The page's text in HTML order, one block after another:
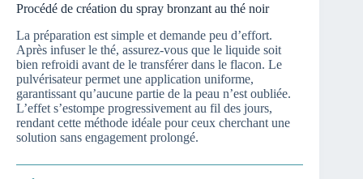
Procédé de création du spray bronzant au thé noir
La préparation est simple et demande peu d’effort.
Après infuser le thé, assurez-vous que le liquide soit
bien refroidi avant de le transférer dans le flacon. Le
pulvérisateur permet une application uniforme,
garantissant qu’aucune partie de la peau n’est oubliée.
L’effet s’estompe progressivement au fil des jours,
rendant cette méthode idéale pour ceux cherchant une
solution sans engagement prolongé.